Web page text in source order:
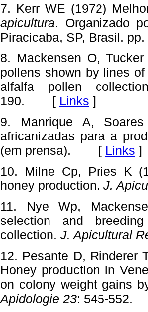
7. Kerr WE (1972)
apicultura. Organizado
Piracicaba, SP, Brasil.
8. Mackensen O,
pollens shown by lines
alfalfa pollen
190. [ Links ]
9. Manrique A,
africanizadas para a
(em prensa). [ Links ]
10. Milne Cp, Pries K
honey production. J.
11. Nye Wp,
selection and
collection. J. Apicultural
12. Pesante D, Rinderer
Honey production in
on colony weight gains
Apidologie 23: 545-